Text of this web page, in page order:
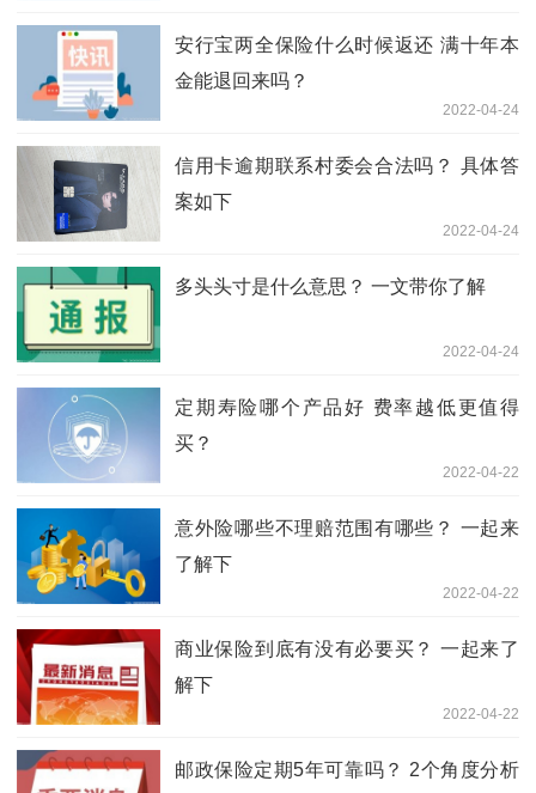
安行宝两全保险什么时候返还 满十年本
金能退回来吗？
2022-04-24
信用卡逾期联系村委会合法吗？ 具体答
案如下
2022-04-24
多头头寸是什么意思？ 一文带你了解
2022-04-24
定期寿险哪个产品好 费率越低更值得
买？
2022-04-22
意外险哪些不理赔范围有哪些？ 一起来
了解下
2022-04-22
商业保险到底有没有必要买？ 一起来了
解下
2022-04-22
邮政保险定期5年可靠吗？ 2个角度分析